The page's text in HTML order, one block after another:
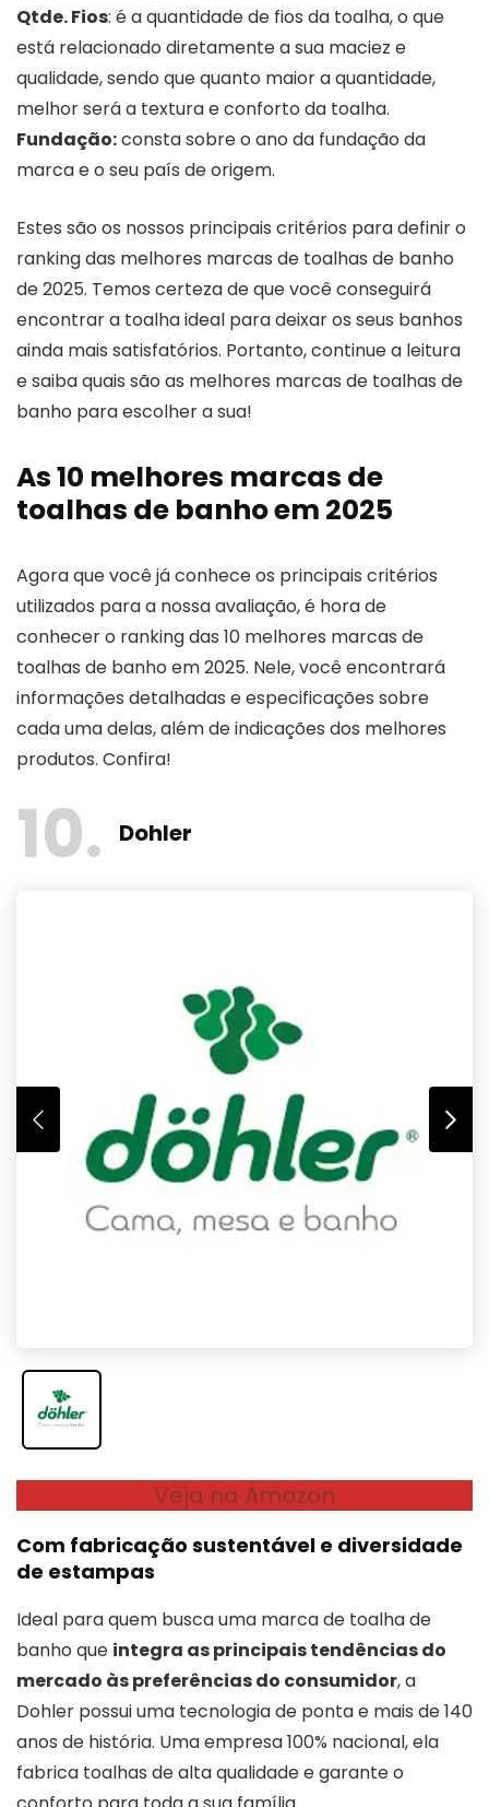
Qtde. Fios: é a quantidade de fios da toalha, o que
está relacionado diretamente a sua maciez e
qualidade, sendo que quanto maior a quantidade,
melhor será a textura e conforto da toalha.
Fundação:consta sobre o ano da fundação da
marca e o seu país de origem.
Estes são os nossos principais critérios para definir o
ranking das melhores marcas de toalhas de banho
de 2025. Temos certeza de que você conseguirá
encontrar a toalha ideal para deixar os seus banhos
ainda mais satisfatórios. Portanto, continue a leitura
e saiba quais são as melhores marcas de toalhas de
banho para escolher a sua!
As 10 melhores marcas de
toalhas de banho em 2025
Agora que você já conhece os principais critérios
utilizados para a nossa avaliação, é hora de
conhecer o ranking das 10 melhores marcas de
toalhas de banho em 2025. Nele, você encontrará
informações detalhadas e especificações sobre
cada uma delas, além de indicações dos melhores
produtos. Confira!
10 Dohler
Veja na Amazon
Com fabricação sustentável e diversidade
de estampas
Ideal para quem busca uma marca de toalha de
banho que integra as principais tendências do
mercado às preferências do consumidor, a
Dohler possui uma tecnologia de ponta e mais de 140
anos de história. Uma empresa 100% nacional, ela
fabrica toalhas de alta qualidade e garante o